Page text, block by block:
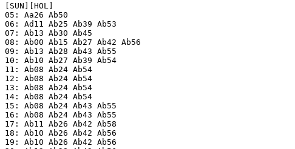
[SUN][HOL]
05: Aa26 Ab50
06: Ad11 Ab25 Ab39 Ab53
07: Ab13 Ab30 Ab45
08: Ab00 Ab15 Ab27 Ab42 Ab56
09: Ab13 Ab28 Ab43 Ab55
10: Ab10 Ab27 Ab39 Ab54
11: Ab08 Ab24 Ab54
12: Ab08 Ab24 Ab54
13: Ab08 Ab24 Ab54
14: Ab08 Ab24 Ab54
15: Ab08 Ab24 Ab43 Ab55
16: Ab08 Ab24 Ab43 Ab55
17: Ab11 Ab26 Ab42 Ab58
18: Ab10 Ab26 Ab42 Ab56
19: Ab10 Ab26 Ab42 Ab56